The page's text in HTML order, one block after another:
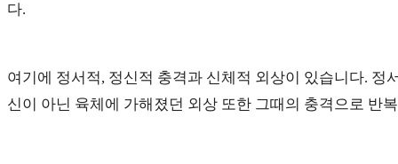
다.
여기에 정서적, 정신적 충격과 신체적 외상이 있습니다.
신이 아닌 육체에 가해졌던 외상 또한 그때의 충격으로 반